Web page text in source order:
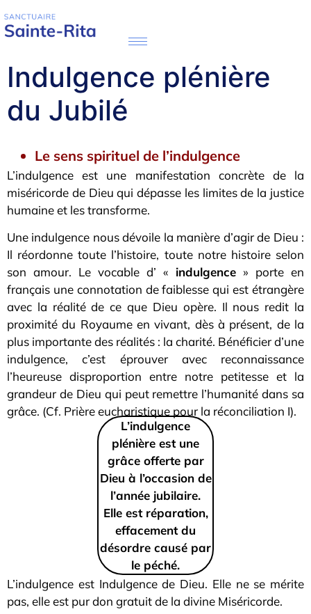
Indulgence plénière
du Jubilé
Le sens spirituel de l’indulgence
L’indulgence est une manifestation concrète de la
miséricorde de Dieu qui dépasse les limites de la justice
humaine et les transforme.
Une indulgence nous dévoile la manière d’agir de Dieu :
Il réordonne toute l’histoire, toute notre histoire selon
son amour. Le vocable d’ « indulgence » porte en
français une connotation de faiblesse qui est étrangère
avec la réalité de ce que Dieu opère. Il nous redit la
proximité du Royaume en vivant, dès à présent, de la
plus importante des réalités : la charité. Bénéficier d’une
indulgence, c’est éprouver avec reconnaissance
l’heureuse disproportion entre notre petitesse et la
grandeur de Dieu qui peut remettre l’humanité dans sa
grâce. (Cf. Prière eucharistique pour la réconciliation I).
L’indulgence
plénière est une
grâce offerte par
Dieu à l’occasion de
l’année jubilaire.
Elle est réparation,
effacement du
désordre causé par
le péché.
L’indulgence est Indulgence de Dieu. Elle ne se mérite
pas, elle est pur don gratuit de la divine Miséricorde.